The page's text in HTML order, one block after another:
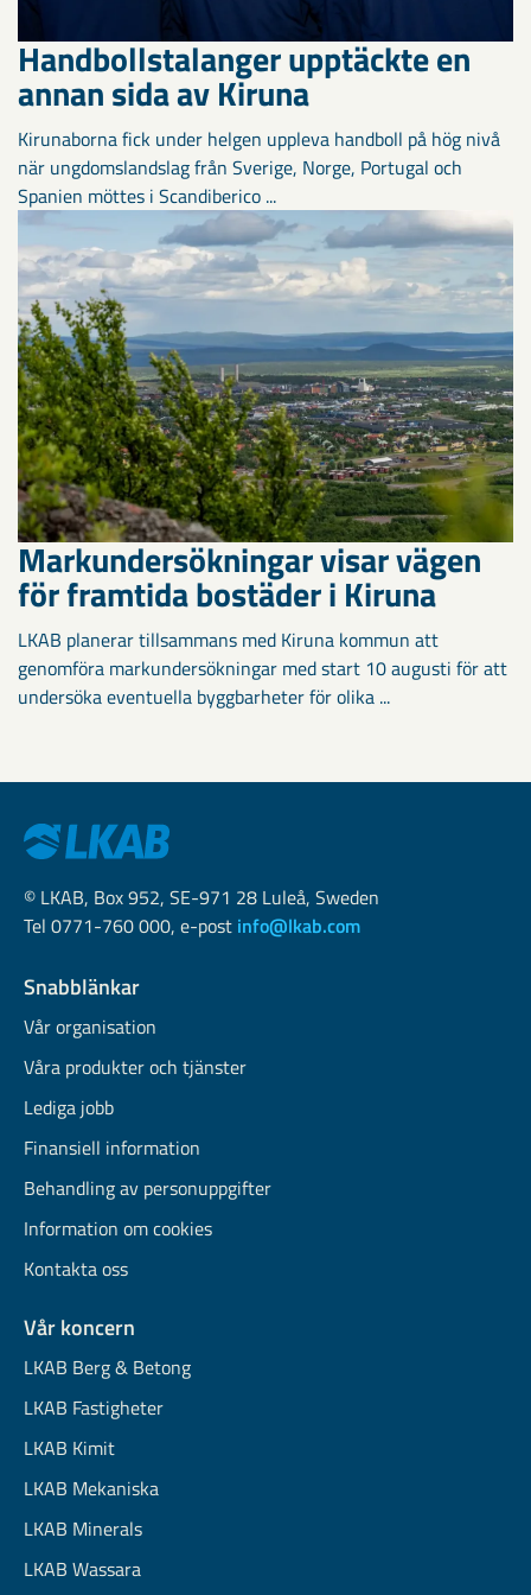
Handbollstalanger upptäckte en
annan sida av Kiruna
Kirunaborna fick under helgen uppleva handboll på hög nivå
när ungdomslandslag från Sverige, Norge, Portugal och
Spanien möttes i Scandiberico ...
Markundersökningar visar vägen
för framtida bostäder i Kiruna
LKAB planerar tillsammans med Kiruna kommun att
genomföra markundersökningar med start 10 augusti för att
undersöka eventuella byggbarheter för olika ...
© LKAB, Box 952, SE-971 28 Luleå, Sweden
Tel 0771-760 000, e-post info@lkab.com
Snabblänkar
Vår organisation
Våra produkter och tjänster
Lediga jobb
Finansiell information
Behandling av personuppgifter
Information om cookies
Kontakta oss
Vår koncern
LKAB Berg & Betong
LKAB Fastigheter
LKAB Kimit
LKAB Mekaniska
LKAB Minerals
LKAB Wassara